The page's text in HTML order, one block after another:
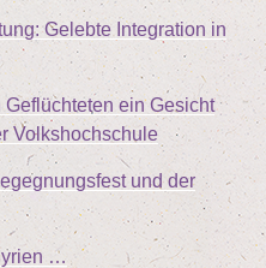
Geleb­te Inte­gra­ti­on in
Geflüch­te­ten ein Gesicht
Volkshochschule
und der
…